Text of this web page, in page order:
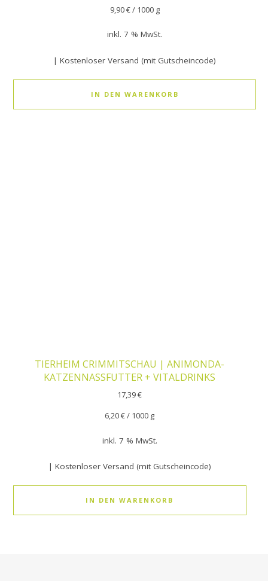
9,90€/ 1000 g
inkl. 7 % MwSt.
| Kostenloser Versand (mit Gutscheincode)
IN DEN WARENKORB
TIERHEIM CRIMMITSCHAU | ANIMONDA-
KATZENNASSFUTTER + VITALDRINKS
17,39€
6,20€/ 1000 g
inkl. 7 % MwSt.
| Kostenloser Versand (mit Gutscheincode)
IN DEN WARENKORB